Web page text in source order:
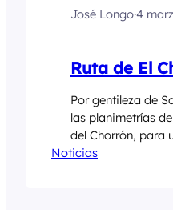
José Longo·4
Ruta de El
Por gentileza de
las planimetrías
del Chorrón, para
todos. Plano
Noticias